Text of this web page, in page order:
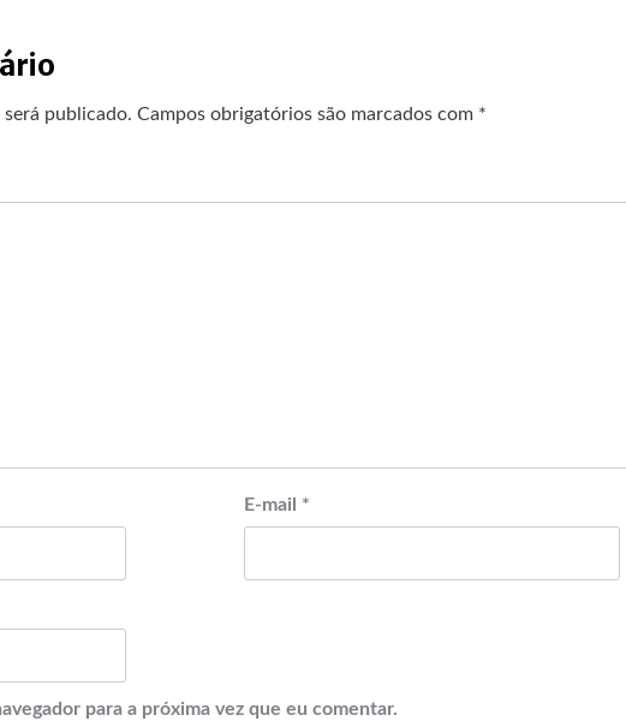
publicado. Campos obrigatórios são marcados com *
E-mail *
para a próxima vez que eu comentar.